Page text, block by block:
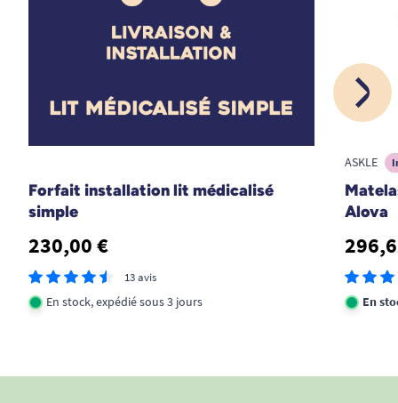
Forfait installation lit médicalisé
simple
230,00 €
13 avis
En stock, expédié sous 3 jours
ASKLE
Alova
En